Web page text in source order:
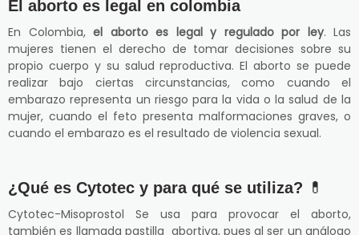
El aborto es legal en colombia
En Colombia, el aborto es legal y regulado por ley. Las
mujeres tienen el derecho de tomar decisiones sobre su
propio cuerpo y su salud reproductiva. El aborto se puede
realizar bajo ciertas circunstancias, como cuando el
embarazo representa un riesgo para la vida o la salud de la
mujer, cuando el feto presenta malformaciones graves, o
cuando el embarazo es el resultado de violencia sexual.
¿Qué es Cytotec y para qué se utiliza? 💊
Cytotec-Misoprostol Se usa para provocar el aborto,
también es llamada pastilla abortiva, pues al ser un análogo